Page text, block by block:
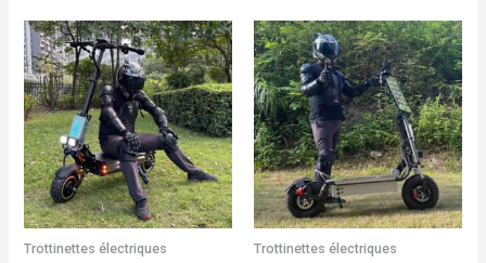
Trottinettes électriques Trottinettes électriques